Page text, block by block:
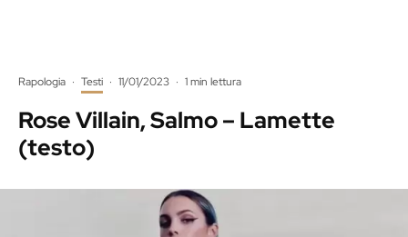
Rapologia · Testi · 11/01/2023 · 1 min lettura
Rose Villain, Salmo – Lamette
(testo)